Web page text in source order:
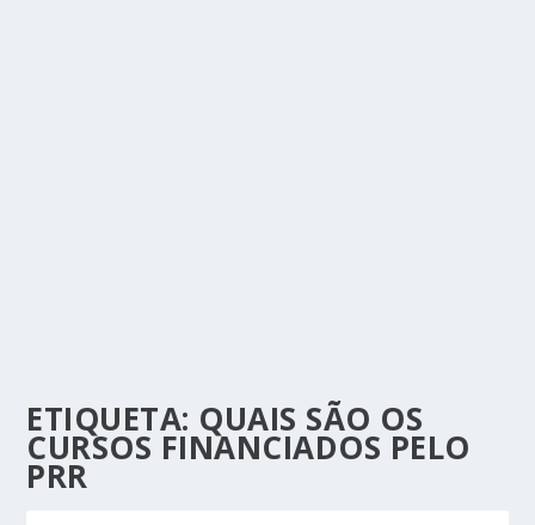
ETIQUETA: QUAIS SÃO OS
CURSOS FINANCIADOS PELO
PRR